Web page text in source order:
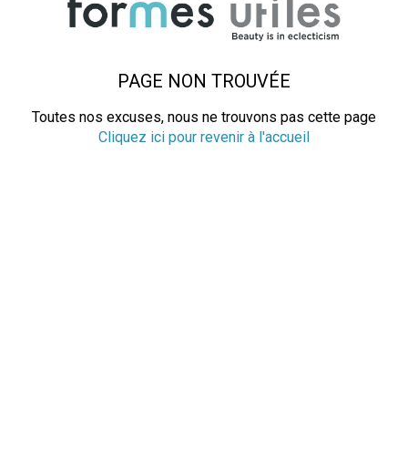
PAGE NON TROUVÉE
Toutes nos excuses, nous ne trouvons pas cette page
Cliquez ici pour revenir à l'accueil